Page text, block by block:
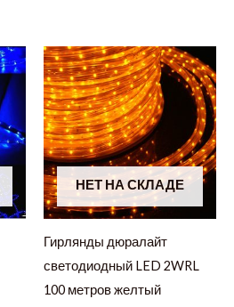
НЕТ НА СКЛАДЕ
Гирлянды дюралайт
светодиодный LED 2WRL
100 метров желтый